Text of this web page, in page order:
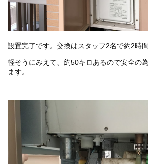
設置完了です。交換はスタッフ2名で約2時間
軽そうにみえて、約50キロあるので安全の
ます。